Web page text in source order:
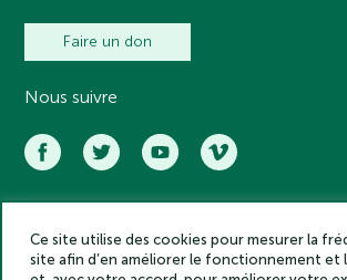
Faire un don
Nous suivre
Académie des inscriptions et belles lettres –
2025
Ce site utilise des cookies pour mesurer la
site afin d’en améliorer le fonctionnement et